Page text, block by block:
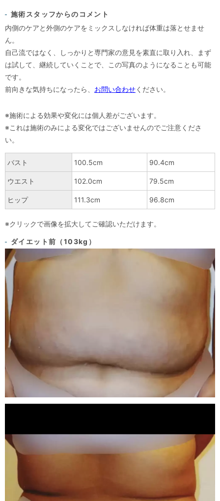
施術スタッフからのコメント
内側のケアと外側のケアをミックスしなければ体重は落とせませ
ん。
自己流ではなく、しっかりと専門家の意見を素直に取り入れ、まず
は試して、継続していくことで、この写真のようになることも可能
です。
前向きな気持ちになったら、 お問い合わせください。
※施術による効果や変化には個人差がございます。
※これは施術のみによる変化ではございませんのでご注意くださ
い。
バスト 100.5cm 90.4cm
ウエスト 102.0cm 79.5cm
ヒップ 111.3cm 96.8cm
※クリックで画像を拡大してご確認いただけます。
ダイエット前（103kg）